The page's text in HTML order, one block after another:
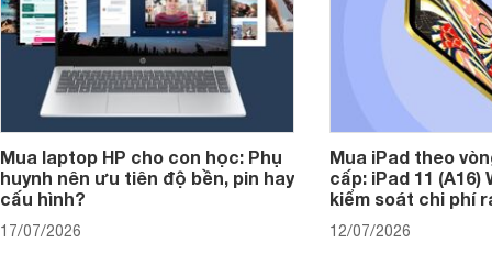
Mua laptop HP cho con học: Phụ
huynh nên ưu tiên độ bền, pin hay
cấu hình?
17/07/2026
Mua iPad theo
cấp: iPad 11 (A16)
kiểm soát chi phí
12/07/2026